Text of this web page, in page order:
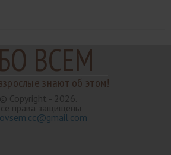
ВСЕМ
знают об этом!
© Copyright - 2026.
права защищены